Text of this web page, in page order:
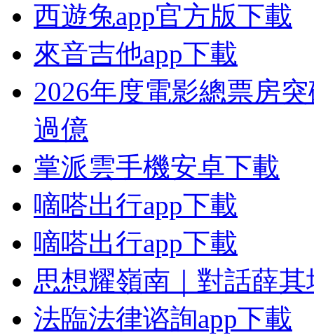
西遊兔app官方版下載
來音吉他app下載
2026年度電影總票房
過億
掌派雲手機安卓下載
嘀嗒出行app下載
嘀嗒出行app下載
思想耀嶺南｜對話薛
法臨法律谘詢app下載